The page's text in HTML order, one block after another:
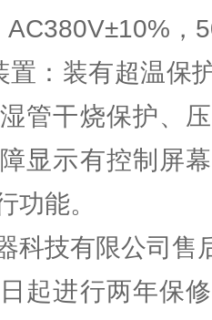
AC380V±10%，
置：装有超温保
管干烧保护、
显示有控制屏
功能。
科技有限公司售
起进行两年保